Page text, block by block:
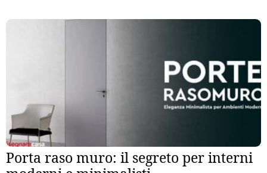
Porta raso muro: il segreto per interni